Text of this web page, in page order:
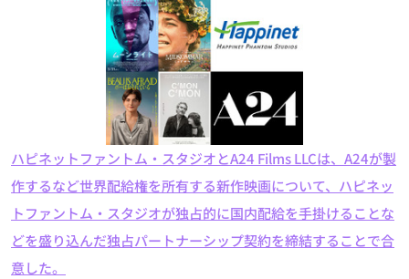
ハピネットファントム・スタジオとA24 Films LLCは、A24が製
作するなど世界配給権を所有する新作映画について、ハピネッ
トファントム・スタジオが独占的に国内配給を手掛けることな
どを盛り込んだ独占パートナーシップ契約を締結することで合
意した。